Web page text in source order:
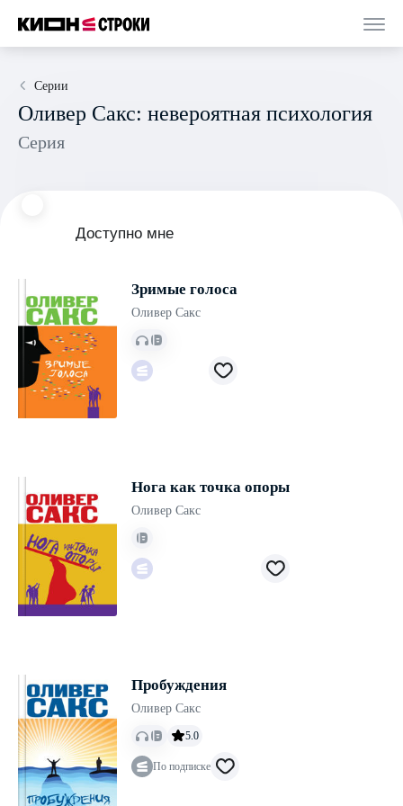
Серии
Оливер Сакс: невероятная психология
Серия
Доступно мне
Зримые голоса
Оливер Сакс
Нога как точка опоры
Оливер Сакс
Пробуждения
Оливер Сакс
5.0
По подписке